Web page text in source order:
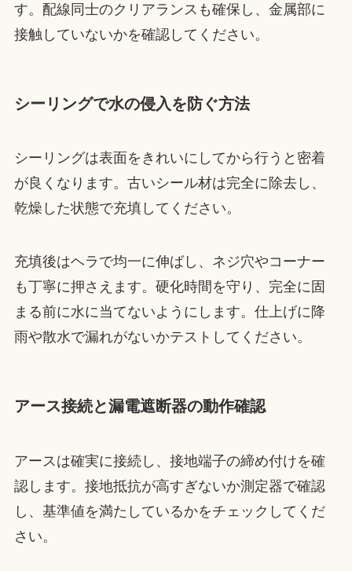
す。配線同士のクリアランスも確保し、金属部に
接触していないかを確認してください。
シーリングで水の侵入を防ぐ方法
シーリングは表面をきれいにしてから行うと密着
が良くなります。古いシール材は完全に除去し、
乾燥した状態で充填してください。
充填後はヘラで均一に伸ばし、ネジ穴やコーナー
も丁寧に押さえます。硬化時間を守り、完全に固
まる前に水に当てないようにします。仕上げに降
雨や散水で漏れがないかテストしてください。
アース接続と漏電遮断器の動作確認
アースは確実に接続し、接地端子の締め付けを確
認します。接地抵抗が高すぎないか測定器で確認
し、基準値を満たしているかをチェックしてくだ
さい。